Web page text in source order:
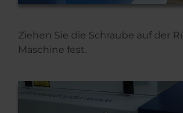
Ziehen Sie die Schraube auf der
Maschine fest.